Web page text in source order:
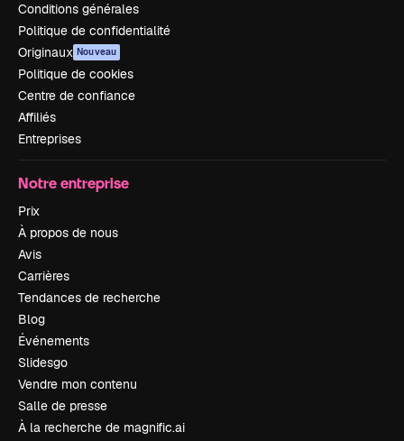
Conditions générales
Politique de confidentialité
Originaux Nouveau
Politique de cookies
Centre de confiance
Affiliés
Entreprises
Notre entreprise
Prix
À propos de nous
Avis
Carrières
Tendances de recherche
Blog
Événements
Slidesgo
Vendre mon contenu
Salle de presse
À la recherche de magnific.ai